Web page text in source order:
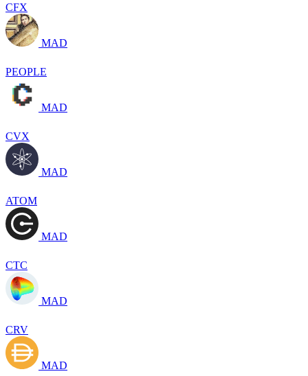
CFX
MAD
PEOPLE
MAD
CVX
MAD
ATOM
MAD
CTC
MAD
CRV
MAD